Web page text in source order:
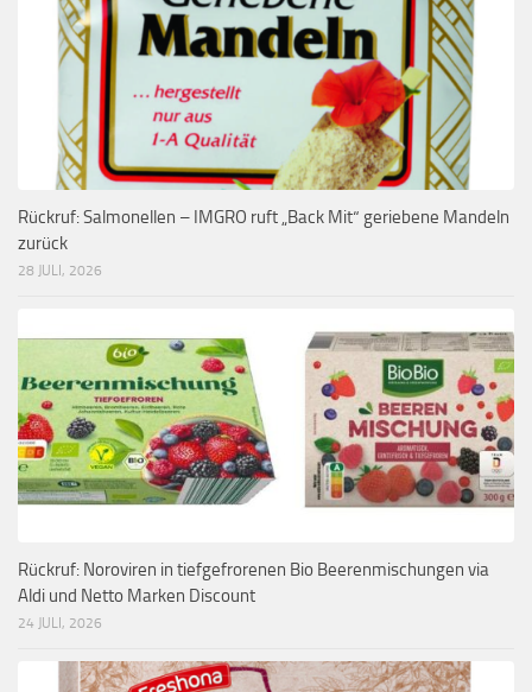
Rückruf: Salmonellen – IMGRO ruft „Back Mit“ geriebene Mandeln
zurück
28 JULI, 2026
Rückruf: Noroviren in tiefgefrorenen Bio Beerenmischungen via
Aldi und Netto Marken Discount
24 JULI, 2026